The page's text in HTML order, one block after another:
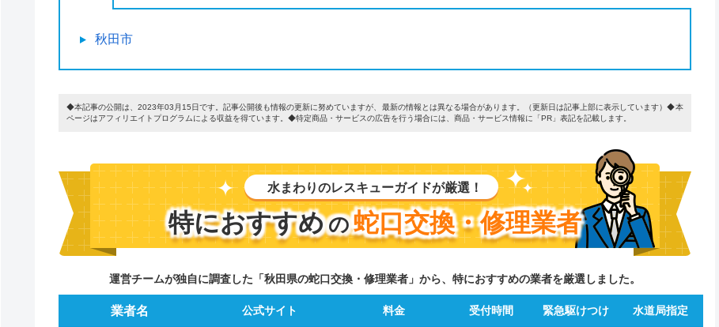
秋田市
◆本記事の公開は、2023年03月15日です。記事公開後も情報の更新に努めていますが、最新の情報とは異なる場合があります。（更新日は記事上部に表示しています）◆本
ページはアフィリエイトプログラムによる収益を得ています。◆特定商品・サービスの広告を行う場合には、商品・サービス情報に「PR」表記を記載します。
水まわりのレスキューガイドが厳選！
特におすすめの蛇口交換・修理業者
運営チームが独自に調査した「秋田県の蛇口交換・修理業者」から、特におすすめの業者を厳選しました。
業者名 公式サイト 料金 受付時間 緊急駆けつけ 水道局指定